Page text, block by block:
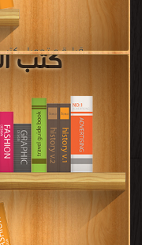
قراءة و تحميل كتب في كتب
كتب
قراءة و تحميل